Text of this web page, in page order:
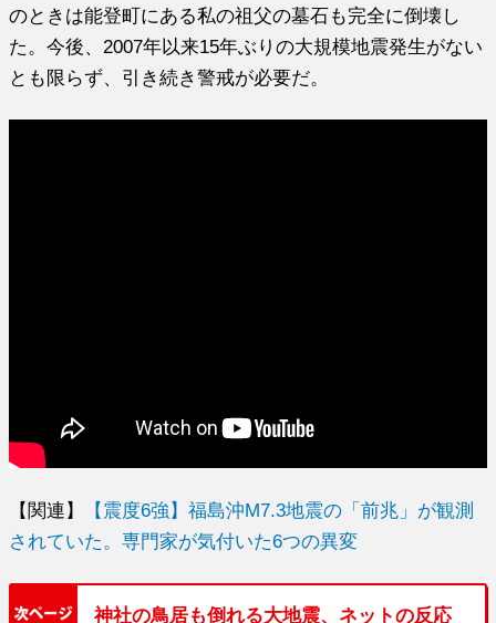
のときは能登町にある私の祖父の墓石も完全に倒壊し
た。今後、2007年以来15年ぶりの大規模地震発生がない
とも限らず、引き続き警戒が必要だ。
【関連】
【震度6強】福島沖M7.3地震の「前兆」が観測
されていた。専門家が気付いた6つの異変
神社の鳥居も倒れる大地震、ネットの反応